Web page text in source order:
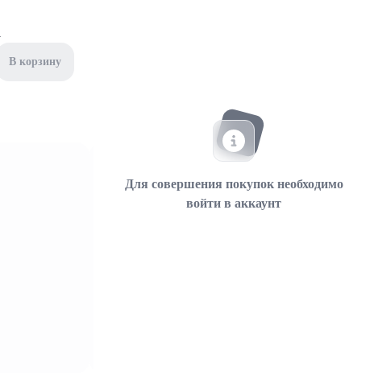
В корзину
Для совершения покупок необходимо
войти в аккаунт